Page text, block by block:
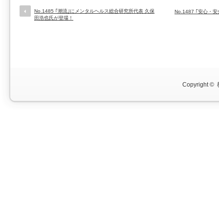
No.1485 ｢潮流｣にメンタルヘルス総合研究所代表 久保
田浩也氏が登場！
No.1487 ｢安心・安
Copyright ©